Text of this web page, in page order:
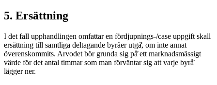
5. Ersättning
I det fall upphandlingen omfattar en fördjupnings-/case uppgift skall
ersättning till samtliga deltagande byråer utgå̊, om inte annat
överenskommits. Arvodet bör grunda sig på̊ ett marknadsmässigt
värde för det antal timmar som man förväntar sig att varje byrå̊
lägger ner.